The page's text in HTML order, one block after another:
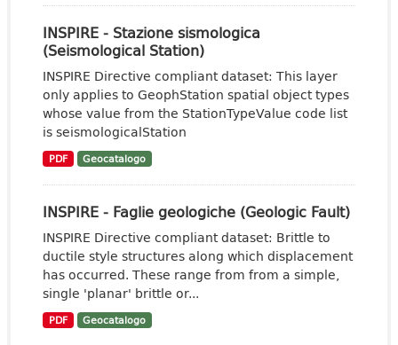
INSPIRE - Stazione sismologica
(Seismological Station)
INSPIRE Directive compliant dataset: This layer
only applies to GeophStation spatial object types
whose value from the StationTypeValue code list
is seismologicalStation
PDF Geocatalogo
INSPIRE - Faglie geologiche (Geologic Fault)
INSPIRE Directive compliant dataset: Brittle to
ductile style structures along which displacement
has occurred. These range from from a simple,
single 'planar' brittle or...
PDF Geocatalogo